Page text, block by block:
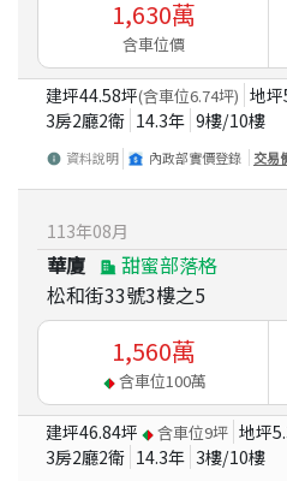
1,630萬
含車位價
建坪44.58坪(含車位6.74坪) 地坪
3房2廳2衛 14.3年 9樓/10樓
資料說明 內政部實價登錄 交易
113年08月
華廈
甜蜜部落格
松和街33號3樓之5
1,560萬
含車位100萬
建坪46.84坪 含車位9坪 地坪
3房2廳2衛 14.3年 3樓/10樓